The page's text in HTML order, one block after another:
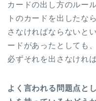
カードの出し方のルー
トのカードを出したな
さなければならないと
ードがあったとしても
必ずそれを出さなけれ
よく言われる問題点と